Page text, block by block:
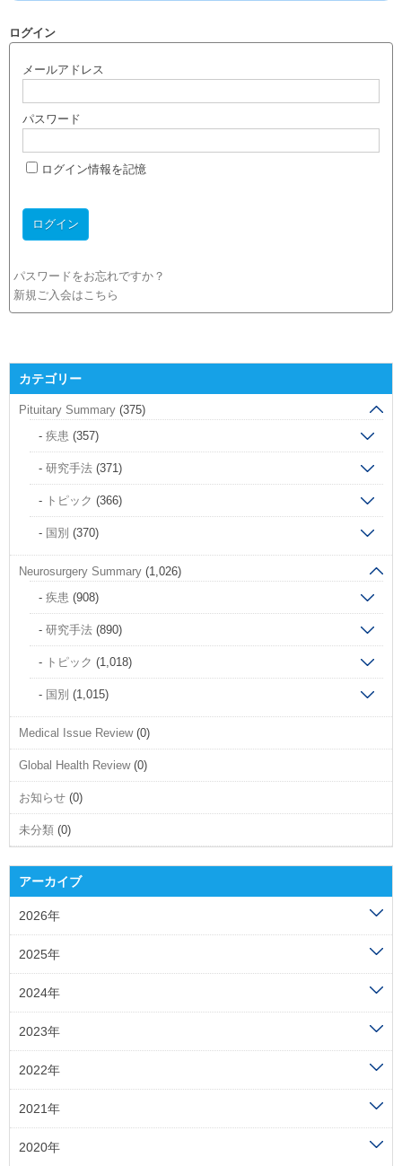
ログイン
メールアドレス
パスワード
ログイン情報を記憶
パスワードをお忘れですか？
新規ご入会はこちら
カテゴリー
Pituitary Summary (375)
疾患 (357)
研究手法 (371)
トピック (366)
国別 (370)
Neurosurgery Summary (1,026)
疾患 (908)
研究手法 (890)
トピック (1,018)
国別 (1,015)
Medical Issue Review(0)
Global Health Review(0)
お知らせ (0)
未分類 (0)
アーカイブ
2026年
2025年
2024年
2023年
2022年
2021年
2020年